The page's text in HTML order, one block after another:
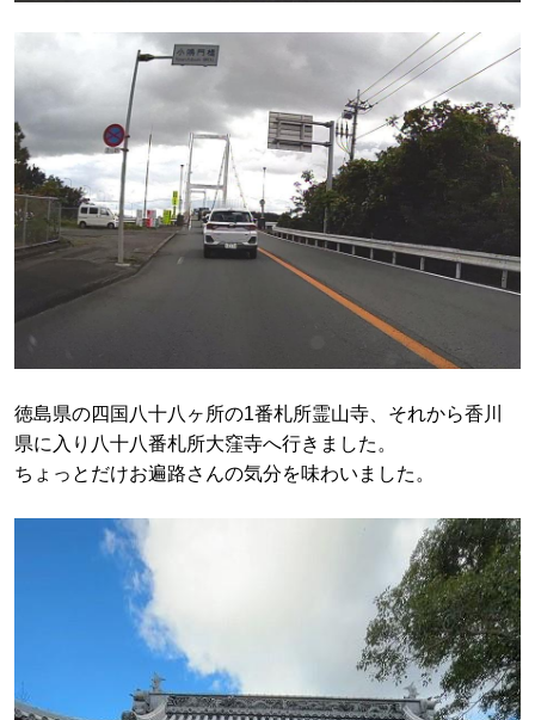
徳島県の四国八十八ヶ所の1番札所霊山寺、それから香川
県に入り八十八番札所大窪寺へ行きました。
ちょっとだけお遍路さんの気分を味わいました。